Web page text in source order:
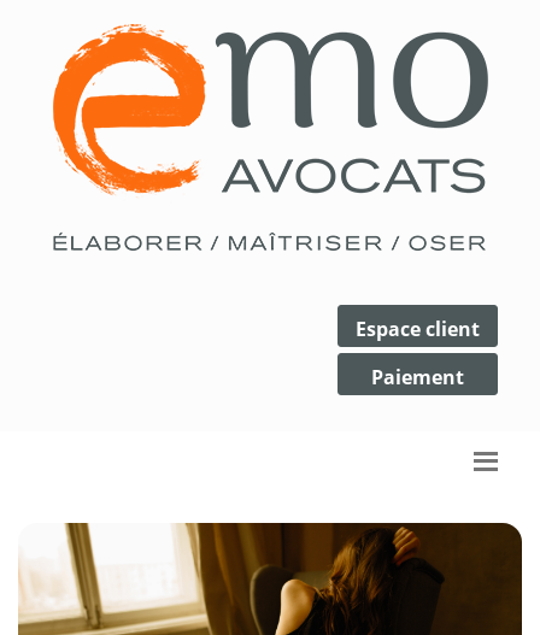
Espace client
Paiement